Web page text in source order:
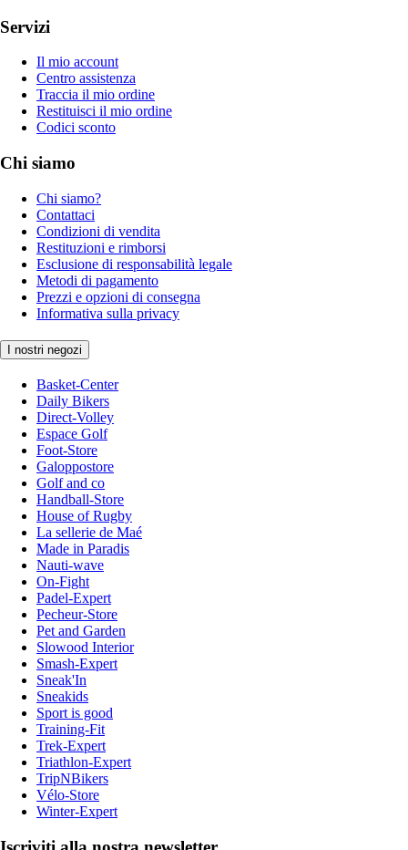
Servizi
Il mio account
Centro assistenza
Traccia il mio ordine
Restituisci il mio ordine
Codici sconto
Chi siamo
Chi siamo?
Contattaci
Condizioni di vendita
Restituzioni e rimborsi
Esclusione di responsabilità legale
Metodi di pagamento
Prezzi e opzioni di consegna
Informativa sulla privacy
I nostri negozi
Basket-Center
Daily Bikers
Direct-Volley
Espace Golf
Foot-Store
Galoppostore
Golf and co
Handball-Store
House of Rugby
La sellerie de Maé
Made in Paradis
Nauti-wave
On-Fight
Padel-Expert
Pecheur-Store
Pet and Garden
Slowood Interior
Smash-Expert
Sneak'In
Sneakids
Sport is good
Training-Fit
Trek-Expert
Triathlon-Expert
TripNBikers
Vélo-Store
Winter-Expert